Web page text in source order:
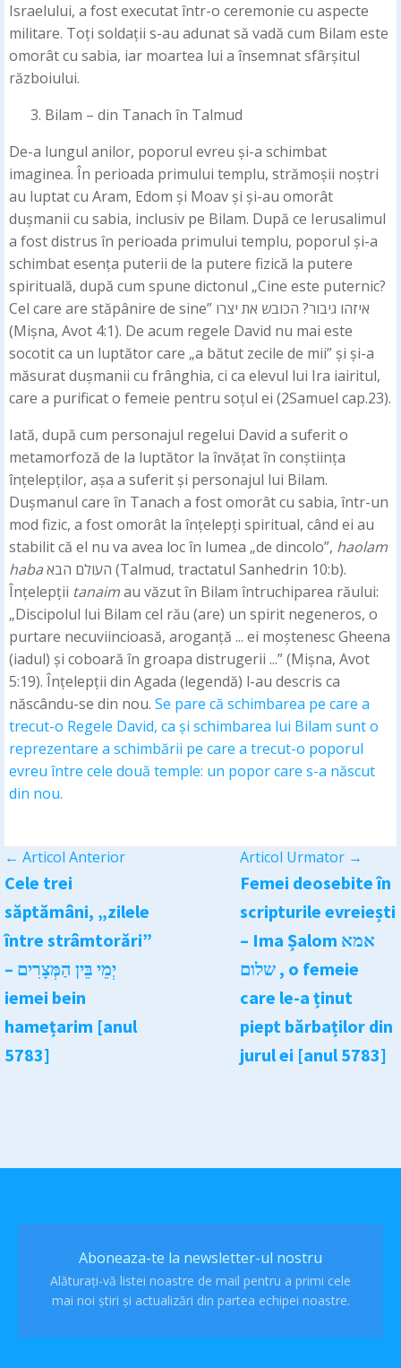
Israelului, a fost executat într-o ceremonie cu aspecte
militare. Toți soldații s-au adunat să vadă cum Bilam este
omorât cu sabia, iar moartea lui a însemnat sfârșitul
războiului.
Bilam – din Tanach în Talmud
De-a lungul anilor, poporul evreu și-a schimbat
imaginea. În perioada primului templu, strămoșii noștri
au luptat cu Aram, Edom și Moav și și-au omorât
dușmanii cu sabia, inclusiv pe Bilam. După ce Ierusalimul
a fost distrus în perioada primului templu, poporul și-a
schimbat esența puterii de la putere fizică la putere
spirituală, după cum spune dictonul „Cine este puternic?
Cel care are stăpânire de sine” איזהו גיבור? הכובש את יצרו
(Mișna, Avot 4:1). De acum regele David nu mai este
socotit ca un luptător care „a bătut zecile de mii” și și-a
măsurat dușmanii cu frânghia, ci ca elevul lui Ira iairitul,
care a purificat o femeie pentru soțul ei (2Samuel cap.23).
Iată, după cum personajul regelui David a suferit o
metamorfoză de la luptător la învățat în conștiința
înțelepților, așa a suferit și personajul lui Bilam.
Dușmanul care în Tanach a fost omorât cu sabia, într-un
mod fizic, a fost omorât la înțelepți spiritual, când ei au
stabilit că el nu va avea loc în lumea „de dincolo”, haolam
haba
Înțelepții tanaimau văzut în Bilam întruchiparea răului:
„Discipolul lui Bilam cel rău (are) un spirit negeneros, o
purtare necuviincioasă, aroganță ... ei moștenesc Gheena
(iadul) și coboară în groapa distrugerii ...” (Mișna, Avot
5:19). Înțelepții din Agada (legendă) l-au descris ca
născându-se din nou. Se pare că schimbarea pe care a
trecut-o Regele David, ca și schimbarea lui Bilam sunt o
reprezentare a schimbării pe care a trecut-o poporul
evreu între cele două temple: un popor care s-a născut
din nou.
← Articol Anterior
Cele trei
săptămâni, „zilele
între strâmtorări”
– יְמֵי בֵּין הַמְּצָרִים
iemei bein
hamețarim [anul
5783]
Articol Urmator →
Femei deosebite în
scripturile evreiești
– Ima Șalom אמא
שלום , o femeie
care le-a ținut
piept bărbaților din
jurul ei [anul 5783]
Aboneaza-te la newsletter-ul nostru
Alăturați-vă listei noastre de mail pentru a primi cele
mai noi știri și actualizări din partea echipei noastre.